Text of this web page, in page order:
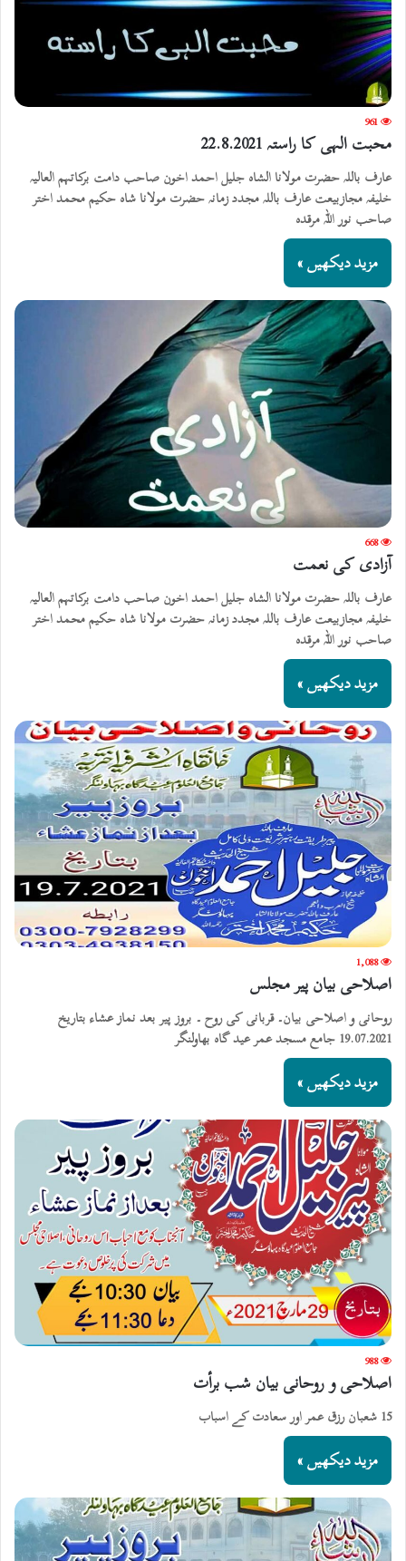
961
محبت الہی کا راستہ 22.8.2021
عارف باللہ حضرت مولانا الشاہ جلیل احمد اخون صاحب دامت برکاتہم العالیہ
خلیفہ مجازبیعت عارف باللہ مجدد زمانہ حضرت مولانا شاہ حکیم محمد اختر
صاحب نور اللہ مرقدہ
مزید دیکھیں »
668
آزادی کی نعمت
عارف باللہ حضرت مولانا الشاہ جلیل احمد اخون صاحب دامت برکاتہم العالیہ
خلیفہ مجازبیعت عارف باللہ مجدد زمانہ حضرت مولانا شاہ حکیم محمد اختر
صاحب نور اللہ مرقدہ
مزید دیکھیں »
1,088
اصلاحی بیان پیر مجلس
روحانی و اصلاحی بیان۔ قربانی کی روح ۔ بروز پیر بعد نماز عشاء بتاریخ
19.07.2021 جامع مسجد عمر عید گاہ بھاولنگر
مزید دیکھیں »
988
اصلاحی و روحانی بیان شب برأت
15 شعبان رزق عمر اور سعادت کے اسباب
مزید دیکھیں »